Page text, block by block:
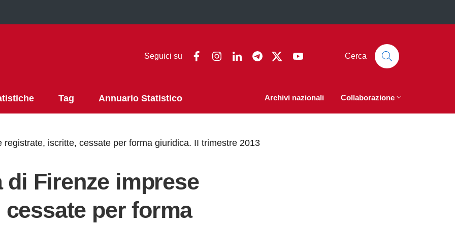
Seguici su FacebookInstagramLinkedinTelegram
Twitter Cerca
Tag Annuario Statistico Archivi nazionali Collaborazione
iscritte, cessate per forma giuridica. II trimestre 2013
Firenze imprese
per forma